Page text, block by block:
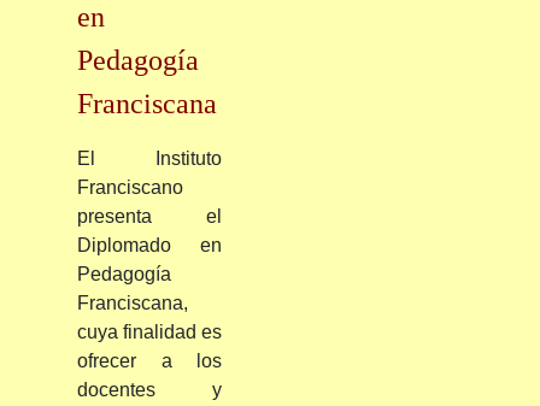
en
Pedagogía
Franciscana
El
Instituto
Franciscano
presenta el
Diplomado en
Pedagogía
Franciscana,
cuya finalidad es
ofrecer a los
docentes y